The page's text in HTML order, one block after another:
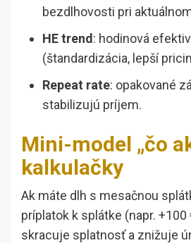
bezdlhovosti pri
HE trend: hodinová
(štandardizácia, lepší
Repeat rate: opakované
stabilizujú príjem.
Mini-model „čo
kalkulačky
Ak máte dlh s mesačnou
príplatok k splátke (napr.
skracuje splatnosť a znižuje